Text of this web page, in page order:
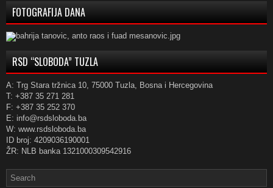
FOTOGRAFIJA DANA
RSD “SLOBODA” TUZLA
A: Trg Stara tržnica 10, 75000 Tuzla, Bosna i Hercegovina
T: +387 35 271 281
F: +387 35 252 370
E: info@rsdsloboda.ba
W: www.rsdsloboda.ba
ID broj: 4209036190001
ŽR: NLB banka 1321000309542916